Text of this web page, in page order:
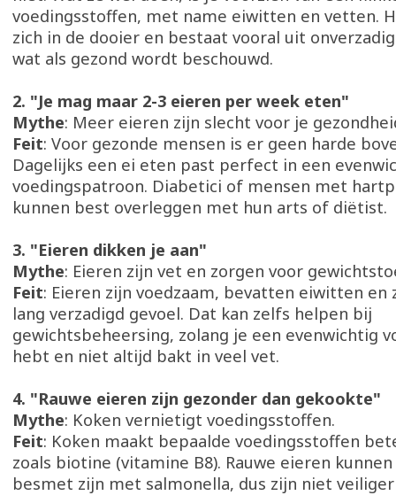
voedingsstoffen, met name eiwitten en vetten.
zich in de dooier en bestaat vooral uit
wat als gezond wordt beschouwd.
2. "Je mag maar 2-3 eieren per week eten"
Mythe: Meer eieren zijn slecht voor je
Feit: Voor gezonde mensen is er geen harde
Dagelijks een ei eten past perfect in een
voedingspatroon. Diabetici of mensen met
kunnen best overleggen met hun arts of diëtist.
3. "Eieren dikken je aan"
Mythe: Eieren zijn vet en zorgen voor
Feit: Eieren zijn voedzaam, bevatten eiwitten en
lang verzadigd gevoel. Dat kan zelfs helpen bij
gewichtsbeheersing, zolang je een evenwichtig
hebt en niet altijd bakt in veel vet.
4. "Rauwe eieren zijn gezonder dan gekookte"
Mythe: Koken vernietigt voedingsstoffen.
Feit: Koken maakt bepaalde voedingsstoffen
zoals biotine (vitamine B8). Rauwe eieren
besmet zijn met salmonella, dus zijn niet